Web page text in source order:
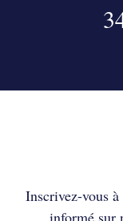
Inscrivez-vous
informé sur